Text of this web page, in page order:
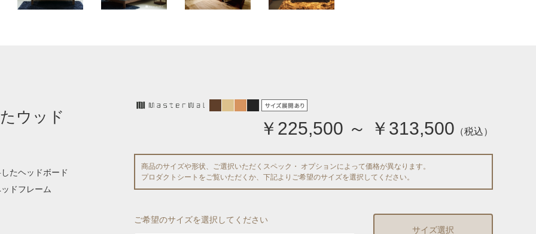
ウッド
たヘッドボード
ドフレーム
￥225,500 ～ ￥313,500 （税込）
商品のサイズや形状、ご選択いただくスペック・ オプションによって価格が異なります。
プロダクトシートをご覧いただくか、下記よりご希望のサイズを選択してください。
ご希望のサイズを選択してください
サイズ選択